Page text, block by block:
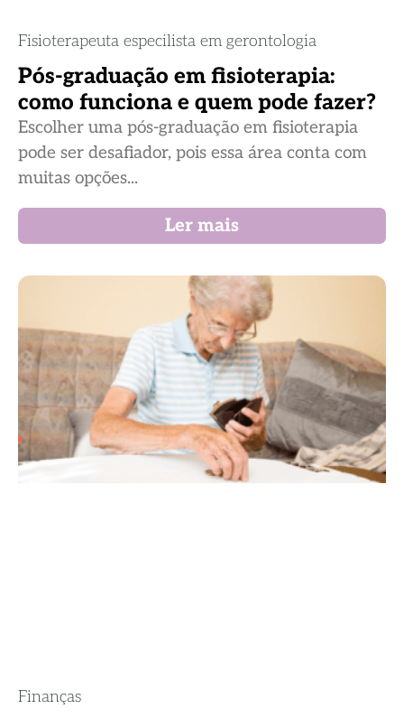
Fisioterapeuta especilista em gerontologia
Pós-graduação em fisioterapia:
como funciona e quem pode fazer?
Escolher uma pós-graduação em fisioterapia
pode ser desafiador, pois essa área conta com
muitas opções...
Ler mais
Finanças